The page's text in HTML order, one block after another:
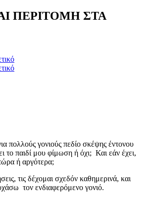
ΠΕΡΙΤΟΜΗ ΣΤΑ
πολλούς γονιούς πεδίο σκέψης έντονου
το παιδί μου φίμωση ή όχι; Και εάν έχει,
ή αργότερα;
τις δέχομαι σχεδόν καθημερινά, και
τον ενδιαφερόμενο γονιό.